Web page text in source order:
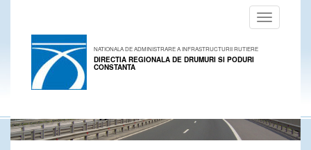
Toggle
navigation
NATIONALA DE ADMINISTRARE A INFRASTRUCTURII RUTIERE
DIRECTIA REGIONALA DE DRUMURI SI PODURI
CONSTANTA